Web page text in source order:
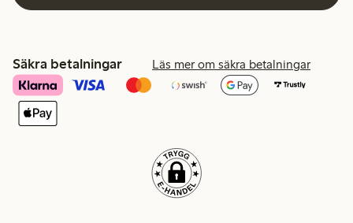
Säkra betalningar Läs mer om säkra betalningar